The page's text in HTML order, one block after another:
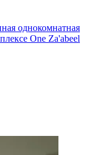
однокомнатная
One Za'abeel